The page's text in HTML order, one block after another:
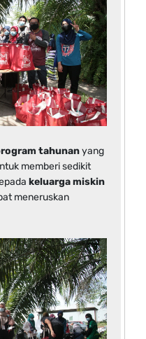
tahunanyang
memberi sedikit
keluarga miskin
meneruskan